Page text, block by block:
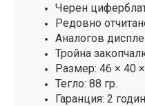
Черен
Редовно
Аналогов
Тройна
Размер: 46 × 40
Тегло: 88 гр.
Гаранция: 2